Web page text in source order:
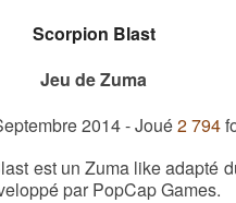
Scorpion Blast
Jeu de Zuma
2014 - Joué2 794
est un Zuma like adapté
par PopCap Games.